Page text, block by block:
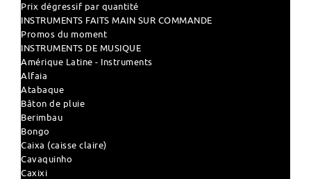
Prix dégressif par quantité
INSTRUMENTS FAITS MAIN SUR COMMANDE
Promos du moment
INSTRUMENTS DE MUSIQUE
Amérique Latine - Instruments
Alfaia
Atabaque
Bâton de pluie
Berimbau
Bongo
Caixa (caisse claire)
Cavaquinho
Caxixi